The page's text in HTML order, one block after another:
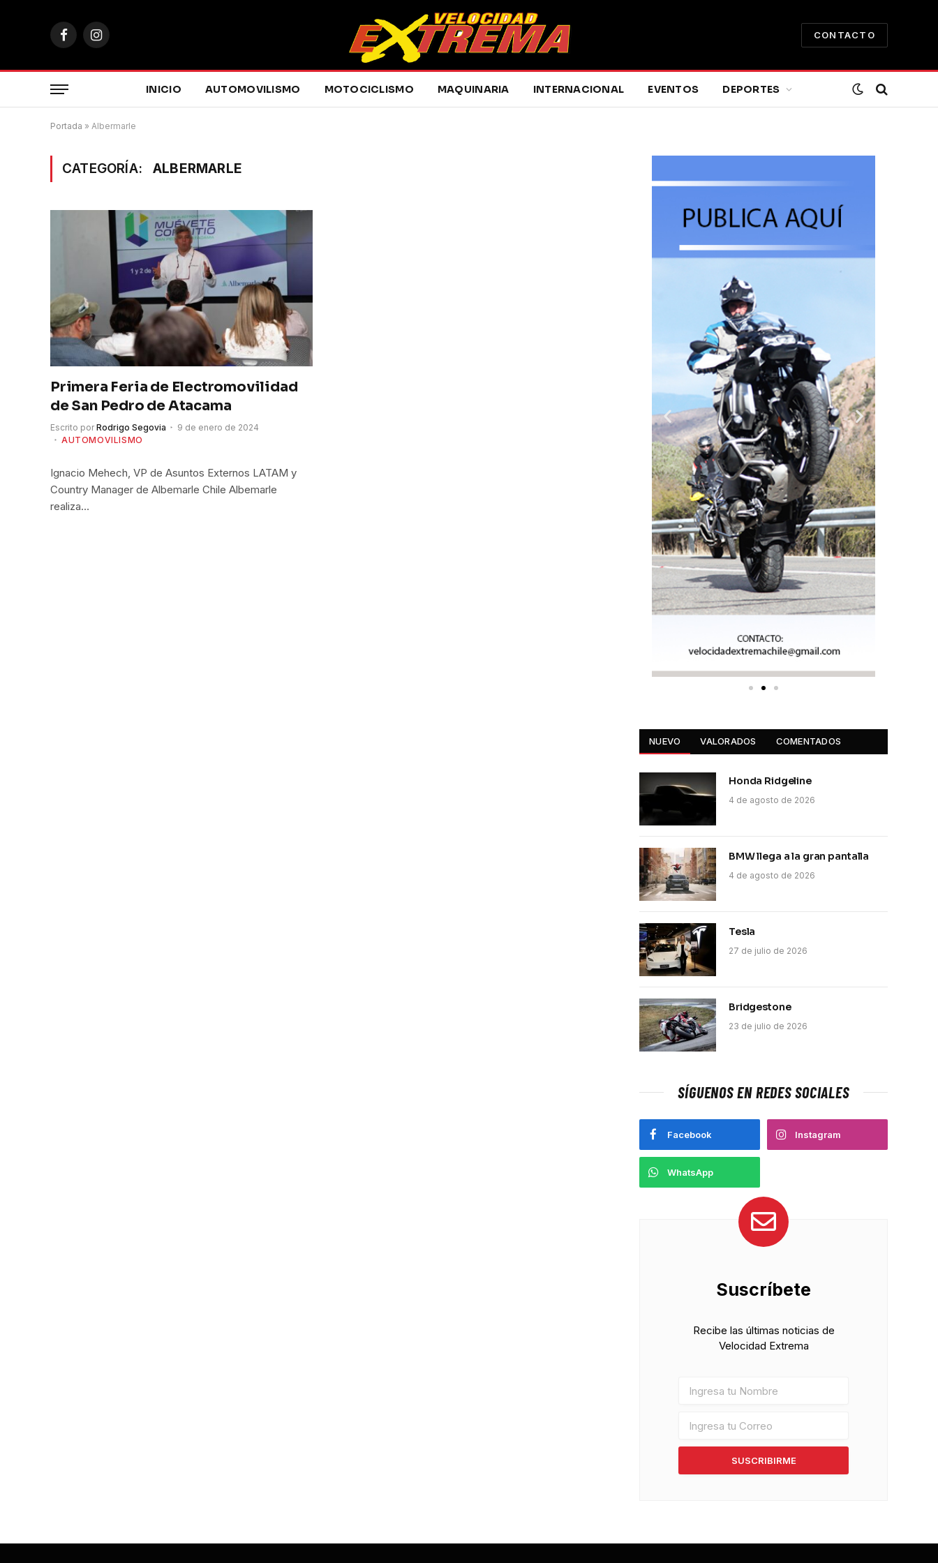
FacebookInstagram
CONTACTO
INICIO AUTOMOVILISMO MOTOCICLISMO MAQUINARIA INTERNACIONAL EVENTOS DEPORTES
Portada » Albermarle
CATEGORÍA: ALBERMARLE
Primera Feria de Electromovilidad
de San Pedro de Atacama
Escrito por Rodrigo Segovia
9 de enero de 2024
AUTOMOVILISMO
Ignacio Mehech, VP de Asuntos Externos LATAM y
Country Manager de Albemarle Chile Albemarle
realiza…
NUEVO VALORADOS COMENTADOS
Honda Ridgeline
4 de agosto de 2026
BMW llega a la gran pantalla
4 de agosto de 2026
Tesla
27 de julio de 2026
Bridgestone
23 de julio de 2026
SÍGUENOS EN REDES SOCIALES
Facebook Instagram
WhatsApp
Suscríbete
Recibe las últimas noticias de
Velocidad Extrema
SUSCRIBIRME